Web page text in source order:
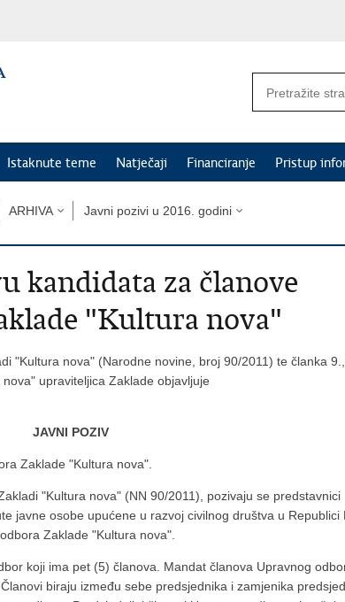
Istaknute teme Natječaji Financiranje Pristup
ARHIVA Javni pozivi u 2016. godini
kandidata za članove
"Kultura nova"
"Kultura nova" (Narodne novine, broj 90/2011) te članka 9.,
upraviteljica Zaklade objavljuje
JAVNI POZIV
Zaklade "Kultura nova".
"Kultura nova" (NN 90/2011), pozivaju se predstavnici
javne osobe upućene u razvoj civilnog društva u Republici
Zaklade "Kultura nova".
koji ima pet (5) članova. Mandat članova Upravnog
biraju između sebe predsjednika i zamjenika